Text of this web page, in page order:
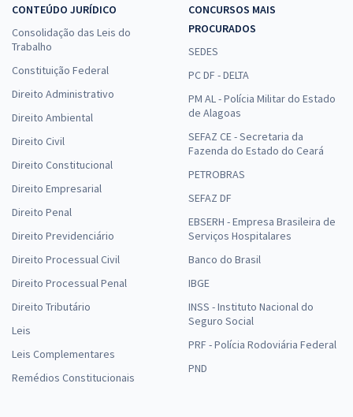
CONTEÚDO JURÍDICO
Consolidação das Leis do
Trabalho
Constituição Federal
Direito Administrativo
Direito Ambiental
Direito Civil
Direito Constitucional
Direito Empresarial
Direito Penal
Direito Previdenciário
Direito Processual Civil
Direito Processual Penal
Direito Tributário
Leis
Leis Complementares
Remédios Constitucionais
CONCURSOS MAIS
PROCURADOS
SEDES
PC DF - DELTA
PM AL - Polícia Militar do Estado
de Alagoas
SEFAZ CE - Secretaria da
Fazenda do Estado do Ceará
PETROBRAS
SEFAZ DF
EBSERH - Empresa Brasileira de
Serviços Hospitalares
Banco do Brasil
IBGE
INSS - Instituto Nacional do
Seguro Social
PRF - Polícia Rodoviária Federal
PND